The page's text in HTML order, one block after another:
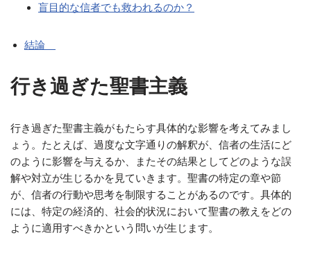
盲目的な信者でも救われるのか？
結論
行き過ぎた聖書主義
行き過ぎた聖書主義がもたらす具体的な影響を考えてみまし
ょう。たとえば、過度な文字通りの解釈が、信者の生活にど
のように影響を与えるか、またその結果としてどのような誤
解や対立が生じるかを見ていきます。聖書の特定の章や節
が、信者の行動や思考を制限することがあるのです。具体的
には、特定の経済的、社会的状況において聖書の教えをどの
ように適用すべきかという問いが生じます。